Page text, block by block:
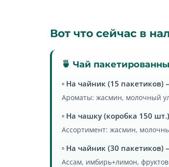
Вот что сейчас в
🍵 Чай
▫️ На чайник (15 пакетиков)
Ароматы: жасмин, молочный
▫️ На чашку (коробка 150
Ассортимент: жасмин,
▫️ На чайник (30 пакетиков)
Ассам, имбирь+лимон,